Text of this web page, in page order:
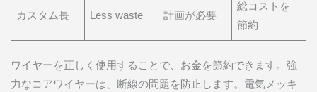
カスタム長 Less waste 計画が必要
総コストを
節約
ワイヤーを正しく使用することで、お金を節約できます。強
力なコアワイヤーは、断線の問題を防止します。電気メッキ